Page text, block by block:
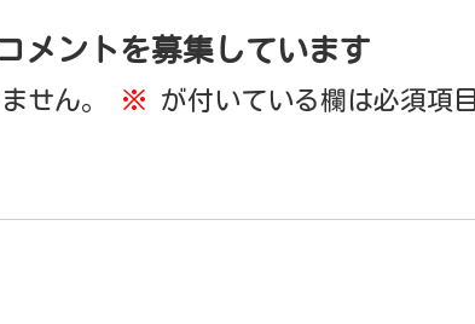
メントを募集しています
せん。 ※ が付いている欄は必須項目